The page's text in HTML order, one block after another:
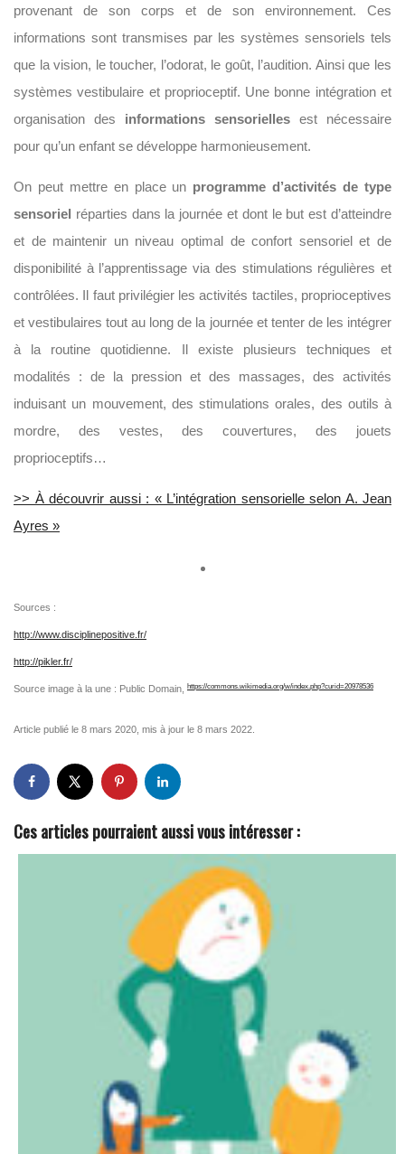
provenant de son corps et de son environnement. Ces
informations sont transmises par les systèmes sensoriels tels
que la vision, le toucher, l’odorat, le goût, l’audition. Ainsi que les
systèmes vestibulaire et proprioceptif. Une bonne intégration et
organisation des informations sensorielles est nécessaire
pour qu’un enfant se développe harmonieusement.
On peut mettre en place un programme d’activités de type
sensoriel réparties dans la journée et dont le but est d’atteindre
et de maintenir un niveau optimal de confort sensoriel et de
disponibilité à l’apprentissage via des stimulations régulières et
contrôlées. Il faut privilégier les activités tactiles, proprioceptives
et vestibulaires tout au long de la journée et tenter de les intégrer
à la routine quotidienne. Il existe plusieurs techniques et
modalités : de la pression et des massages, des activités
induisant un mouvement, des stimulations orales, des outils à
mordre, des vestes, des couvertures, des jouets
proprioceptifs…
>> À découvrir aussi : « L’intégration sensorielle selon A. Jean
Ayres »
Sources :
http://www.disciplinepositive.fr/
http://pikler.fr/
Source image à la une : Public Domain, https://commons.wikimedia.org/w/index.php?curid=20978536
Article publié le 8 mars 2020, mis à jour le 8 mars 2022.
Ces articles pourraient aussi vous intéresser :